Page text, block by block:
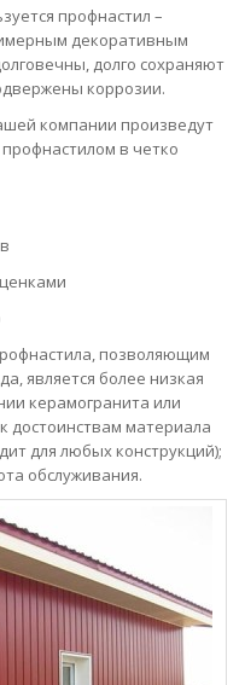
профнастил –
декоративным
долго сохраняют
коррозии.
компании произведут
в четко
позволяющим
является более низкая
керамогранита или
достоинствам материала
для любых конструкций);
обслуживания.